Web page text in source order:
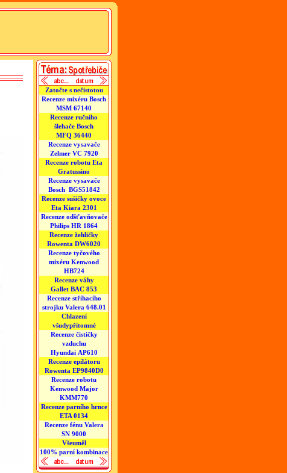
Zatočte s nečistotou
Recenze mixéru Bosch
MSM 67140
Recenze ručního
šlehače Bosch
MFQ 36440
Recenze vysavače
Zelmer VC 7920
Recenze robotu Eta
Gratussino
Recenze vysavače
Bosch BGS51842
Recenze sušičky ovoce
Eta Kiara 2301
Recenze odšťavňovače
Philips HR 1864
Recenze žehličky
Rowenta DW6020
Recenze tyčového
mixéru Kenwood
HB724
Recenze váhy
Gallet BAC 853
Recenze stříhacího
strojku Valera 648.01
Chlazení
všudypřítomné
Recenze čističky
vzduchu
Hyundai AP610
Recenze epilátoru
Rowenta EP9840D0
Recenze robotu
Kenwood Major
KMM770
Recenze parního hrnce
ETA 0134
Recenze fénu Valera
SN 9000
Všeuměl
100% parní kombinace